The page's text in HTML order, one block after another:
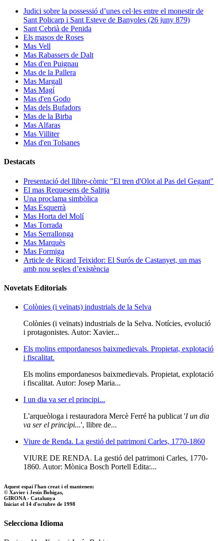
Judici sobre la possessió d’unes cel·les entre el monestir de
Sant Policarp i Sant Esteve de Banyoles (26 juny 879)
Sant Cebrià de Penida
Els masos de Roses
Mas Vell
Mas Rabassers de Dalt
Mas d'en Puignau
Mas de la Pallera
Mas Margall
Mas Magí
Mas d'en Godo
Mas dels Bufadors
Mas de la Birba
Mas Alfaras
Mas Villiter
Mas d'en Tolsanes
Destacats
Presentació del llibre-còmic "El tren d'Olot al Pas del Gegant"
El mas Requesens de Salitja
Una proclama simbòlica
Mas Esquerrà
Mas Horta del Molí
Mas Torrada
Mas Serrallonga
Mas Marquès
Mas Formiga
Article de Ricard Teixidor: El Surós de Castanyet, un mas
amb nou segles d’existència
Novetats Editorials
Colònies (i veïnats) industrials de la Selva
Colònies (i veïnats) industrials de la Selva. Notícies, evolució
i protagonistes. Autor: Xavier...
Els molins empordanesos baixmedievals. Propietat, explotació
i fiscalitat.
Els molins empordanesos baixmedievals. Propietat, explotació
i fiscalitat. Autor: Josep Maria...
I un dia va ser el principi...
L'arqueòloga i restauradora Mercè Ferré ha publicat 'I un dia
va ser el principi...', llibre de...
Viure de Renda. La gestió del patrimoni Carles, 1770-1860
VIURE DE RENDA. La gestió del patrimoni Carles, 1770-
1860. Autor: Mònica Bosch Portell Edita:...
Aquest espai l'han creat i el mantenen:
© Xavier i Jesús Bohigas,
GIRONA - Catalunya
Iniciat el 14 d'octubre de 1998
Selecciona Idioma